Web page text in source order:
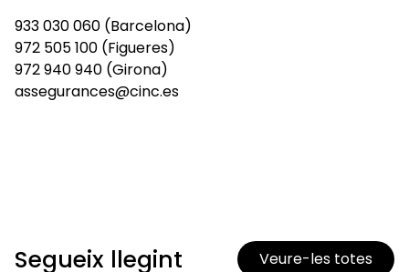
933 030 060 (Barcelona)
972 505 100 (Figueres)
972 940 940 (Girona)
assegurances@cinc.es
Segueix llegint Veure-les totes